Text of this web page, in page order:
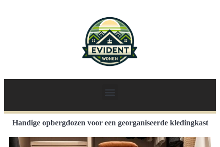
Handige opbergdozen voor een georganiseerde kledingkast